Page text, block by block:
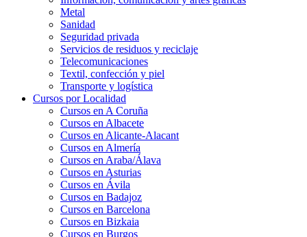
Metal
Sanidad
Seguridad privada
Servicios de residuos y reciclaje
Telecomunicaciones
Textil, confección y piel
Transporte y logística
Cursos por Localidad
Cursos en A Coruña
Cursos en Albacete
Cursos en Alicante-Alacant
Cursos en Almería
Cursos en Araba/Álava
Cursos en Asturias
Cursos en Ávila
Cursos en Badajoz
Cursos en Barcelona
Cursos en Bizkaia
Cursos en Burgos